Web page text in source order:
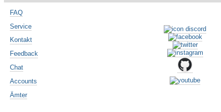
FAQ
Service
Kontakt
Feedback
Chat
Accounts
Ämter